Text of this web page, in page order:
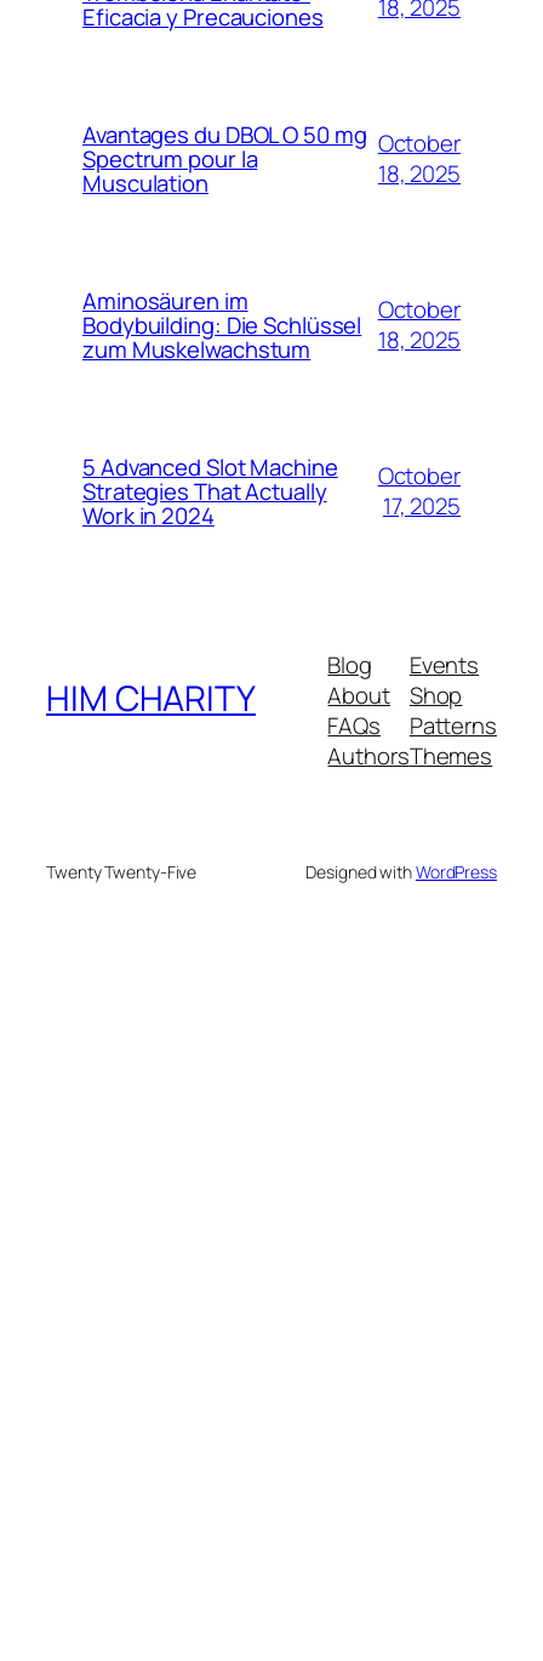
Eficacia y Precauciones 18, 2025
Avantages du DBOL O 50 mg
Spectrum pour la
Musculation
October
18, 2025
Aminosäuren im
Bodybuilding: Die Schlüssel
zum Muskelwachstum
October
18, 2025
5 Advanced Slot Machine
Strategies That Actually
Work in 2024
October
17, 2025
HIM CHARITY
Blog
About
FAQs
Authors
Events
Shop
Patterns
Themes
Twenty Twenty-Five Designed withWordPress